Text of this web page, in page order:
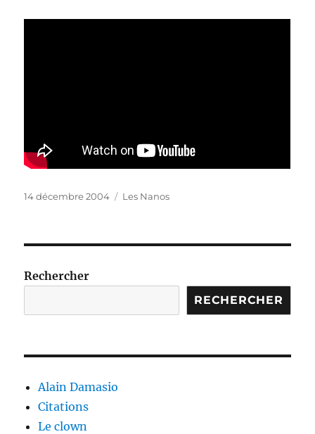
Publié
14 décembre 2004 Catégories
Les Nanos
Rechercher
RECHERCHER
Alain Damasio
Citations
Le clown